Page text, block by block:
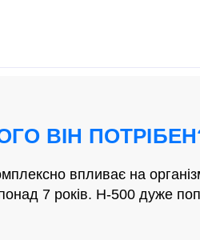
ВІН
впливає на
7 років. H-500 дуже